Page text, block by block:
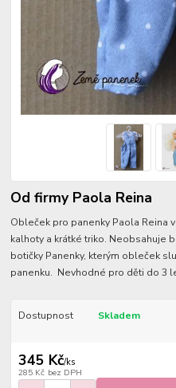
Od firmy Paola Reina
Obleček pro panenky Paola Reina
kalhoty a krátké triko. Neobsahuje
botičky Panenky, kterým obleček
panenku. Nevhodné pro děti do 3
Dostupnost Skladem
345 Kč/ks
285 Kč bez DPH